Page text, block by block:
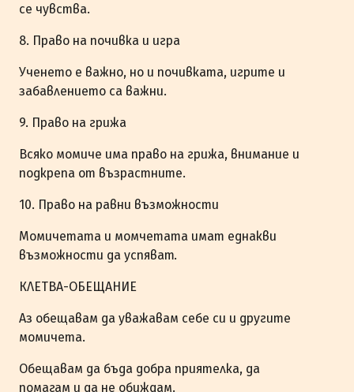
се чувства.
8. Право на почивка и игра
Ученето е важно, но и почивката, игрите и
забавлението са важни.
9. Право на грижа
Всяко момиче има право на грижа, внимание и
подкрепа от възрастните.
10. Право на равни възможности
Момичетата и момчетата имат еднакви
възможности да успяват.
КЛЕТВА-ОБЕЩАНИЕ
Аз обещавам да уважавам себе си и другите
момичета.
Обещавам да бъда добра приятелка, да
помагам и да не обиждам.